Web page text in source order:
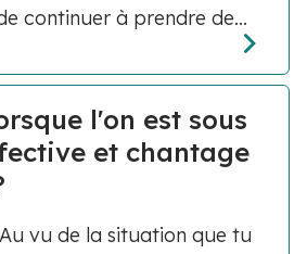
continuer à prendre de...
l'on est sous
et chantage
vu de la situation que tu